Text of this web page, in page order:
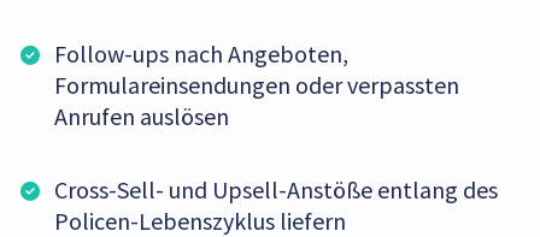
Follow-ups nach Angeboten,
Formulareinsendungen oder verpassten
Anrufen auslösen
Cross-Sell- und Upsell-Anstöße entlang des
Policen-Lebenszyklus liefern